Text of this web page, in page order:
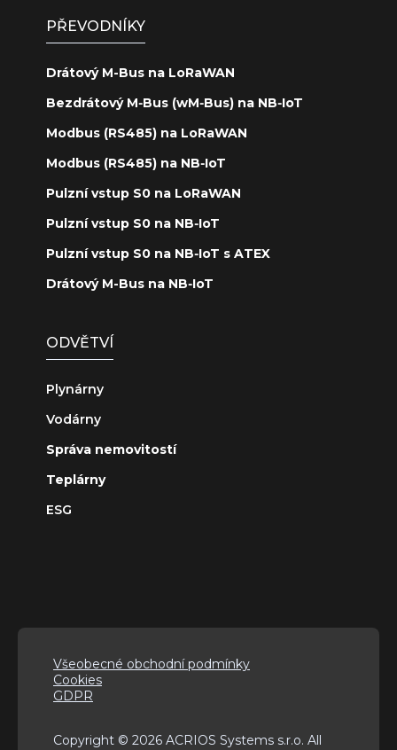
PŘEVODNÍKY
Drátový M-Bus na LoRaWAN
Bezdrátový M‑Bus (wM‑Bus) na NB‑IoT
Modbus (RS485) na LoRaWAN
Modbus (RS485) na NB‑IoT
Pulzní vstup S0 na LoRaWAN
Pulzní vstup S0 na NB‑IoT
Pulzní vstup S0 na NB‑IoT s ATEX
Drátový M-Bus na NB‑IoT
ODVĚTVÍ
Plynárny
Vodárny
Správa nemovitostí
Teplárny
ESG
Copyright © 2026 ACRIOS Systems s.r.o. All
Všeobecné obchodní podmínky
Cookies
GDPR